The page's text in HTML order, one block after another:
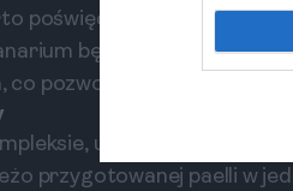
poświęcić czas na
będzie
pozwoli uniknąć kolejek.
udaj się na plażę
przygotowanej paelli w